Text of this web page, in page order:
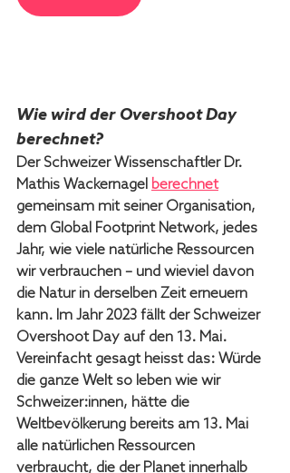
Wie wird der Overshoot Day
berechnet?
Der Schweizer Wissenschaftler Dr.
Mathis Wackernagel berechnet
gemeinsam mit seiner Organisation,
dem Global Footprint Network, jedes
Jahr, wie viele natürliche Ressourcen
wir verbrauchen – und wieviel davon
die Natur in derselben Zeit erneuern
kann. Im Jahr 2023 fällt der Schweizer
Overshoot Day auf den 13. Mai.
Vereinfacht gesagt heisst das: Würde
die ganze Welt so leben wie wir
Schweizer:innen, hätte die
Weltbevölkerung bereits am 13. Mai
alle natürlichen Ressourcen
verbraucht, die der Planet innerhalb